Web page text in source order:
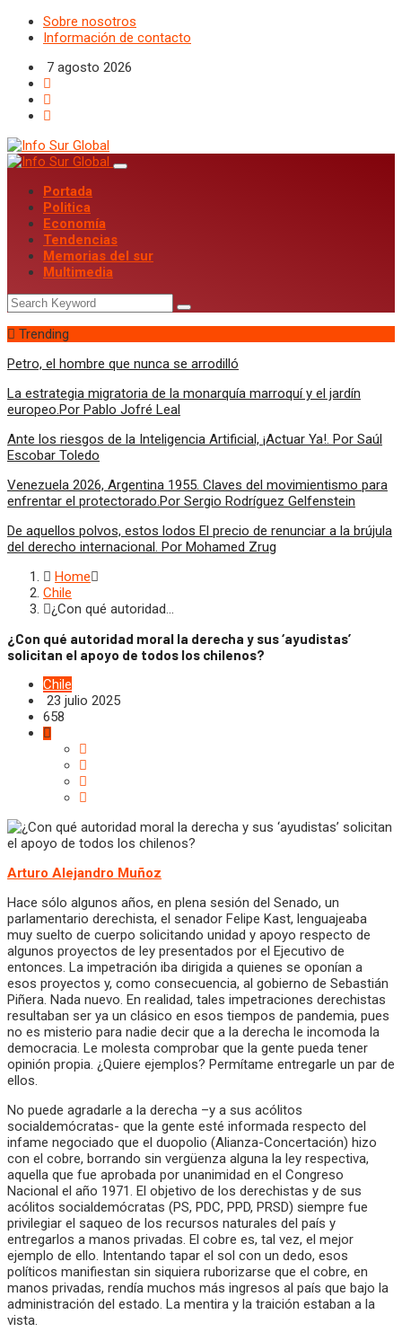
Sobre nosotros
Información de contacto
7 agosto 2026
Portada
Politica
Economía
Tendencias
Memorias del sur
Multimedia
Trending
Petro, el hombre que nunca se arrodilló
La estrategia migratoria de la monarquía marroquí y el jardín
europeo.Por Pablo Jofré Leal
Ante los riesgos de la Inteligencia Artificial, ¡Actuar Ya!. Por Saúl
Escobar Toledo
Venezuela 2026, Argentina 1955. Claves del movimientismo para
enfrentar el protectorado.Por Sergio Rodríguez Gelfenstein
De aquellos polvos, estos lodos El precio de renunciar a la brújula
del derecho internacional. Por Mohamed Zrug
Home
Chile
¿Con qué autoridad…
¿Con qué autoridad moral la derecha y sus ‘ayudistas’
solicitan el apoyo de todos los chilenos?
Chile
23 julio 2025
658
Arturo Alejandro Muñoz
Hace sólo algunos años, en plena sesión del Senado, un
parlamentario derechista, el senador Felipe Kast, lenguajeaba
muy suelto de cuerpo solicitando unidad y apoyo respecto de
algunos proyectos de ley presentados por el Ejecutivo de
entonces. La impetración iba dirigida a quienes se oponían a
esos proyectos y, como consecuencia, al gobierno de Sebastián
Piñera. Nada nuevo. En realidad, tales impetraciones derechistas
resultaban ser ya un clásico en esos tiempos de pandemia, pues
no es misterio para nadie decir que a la derecha le incomoda la
democracia. Le molesta comprobar que la gente pueda tener
opinión propia. ¿Quiere ejemplos? Permítame entregarle un par de
ellos.
No puede agradarle a la derecha –y a sus acólitos
socialdemócratas- que la gente esté informada respecto del
infame negociado que el duopolio (Alianza-Concertación) hizo
con el cobre, borrando sin vergüenza alguna la ley respectiva,
aquella que fue aprobada por unanimidad en el Congreso
Nacional el año 1971. El objetivo de los derechistas y de sus
acólitos socialdemócratas (PS, PDC, PPD, PRSD) siempre fue
privilegiar el saqueo de los recursos naturales del país y
entregarlos a manos privadas. El cobre es, tal vez, el mejor
ejemplo de ello. Intentando tapar el sol con un dedo, esos
políticos manifiestan sin siquiera ruborizarse que el cobre, en
manos privadas, rendía muchos más ingresos al país que bajo la
administración del estado. La mentira y la traición estaban a la
vista.